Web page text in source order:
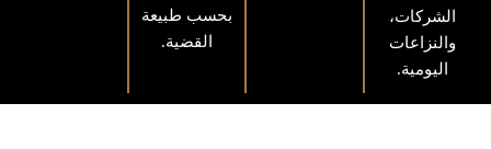
الشركات،
والنزاعات
اليومية.
بحسب طبيعة
القضية.